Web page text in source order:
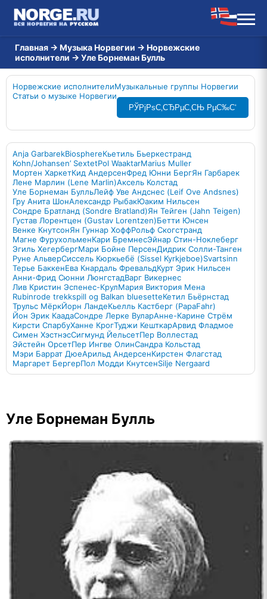
Главная → Музыка Норвегии → Норвежские
исполнители → Уле Борнеман Булль
Норвежские исполнителиМузыкальные группы Норвегии
Статьи о музыке Норвегии
РЎРјРѕС‚СЂРµС‚СЊ РµС‰С‘
Anja GarbarekBiosphereКьетиль Бьеркестранд
Kohn/Johansen’ SextetPol WaaktarMarius Muller
Мортен ХаркетКид АндерсенФред Юнни БергЯн Гарбарек
Лене Марлин (Lene Marlin)Аксель Колстад
Уле Борнеман БулльЛейф Уве Андснес (Leif Ove Andsnes)
Гру Анита ШонАлександр РыбакЮаким Нильсен
Сондре Братланд (Sondre Bratland)Ян Тейген (Jahn Teigen)
Густав Лорентцен (Gustav Lorentzen)Бетти Юнсен
Венке КнутсонЯн Гуннар ХоффРольф Скогстранд
Магне ФурухольменКари БремнесЭйнар Стин-Ноклеберг
Эгиль ХегербергМари Бойне ПерсенДидрик Солли-Танген
Руне АльверСиссель Кюркьебё (Sissel Kyrkjeboe)Svartsinn
Терье БаккенЕва Кнардаль ФревальдКурт Эрик Нильсен
Анни-Фрид Сюнни ЛюнгстадВарг Викернес
Лив Кристин Эспенес-КрулМария Виктория Мена
Rubinrode trekkspill og Balkan bluesetteКетил Бьёрнстад
Трульс МёркЙорн ЛандеКьелль Кастберг (PapaFahr)
Йон Эрик КаадаСондре Лерке ВуларАнне-Карине Стрём
Кирсти СпарбуХанне КрогТуджи КешткарАрвид Фладмое
Симен ХэстнэсСигмунд ЙельсетПер Воллестад
Эйстейн ОрсетПер Ингве ОлинСандра Кольстад
Мэри Баррат ДюеАрильд АндерсенКирстен Флагстад
Маргарет БергерПол Модди КнутсенSilje Nergaard
Уле Борнеман Булль